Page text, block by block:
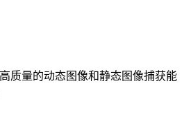
质量的动态图像和静态图像捕获能